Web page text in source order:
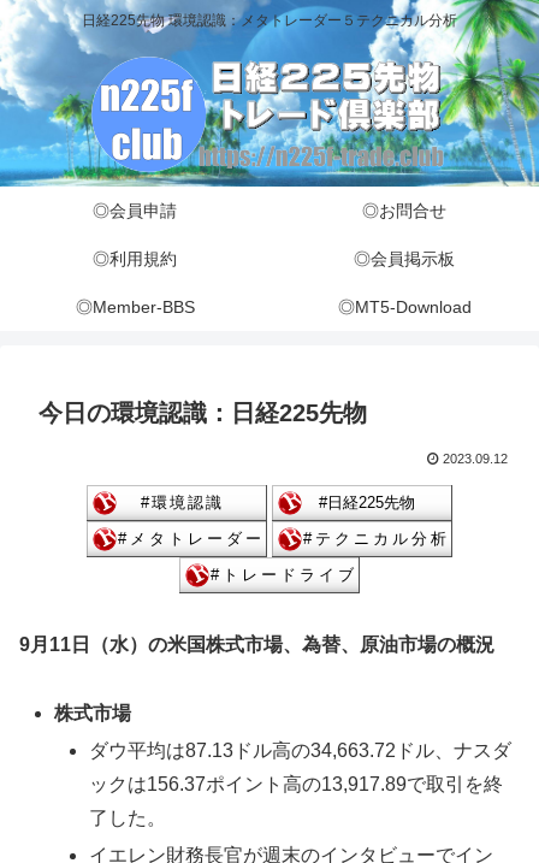
日経225先物 環境認識：メタトレーダー５テクニカル分析
◎会員申請 ◎お問合せ
◎利用規約 ◎会員掲示板
◎Member-BBS ◎MT5-Download
今日の環境認識：日経225先物
2023.09.12
9月11日（水）の米国株式市場、為替、原油市場の概況
株式市場
ダウ平均は87.13ドル高の34,663.72ドル、ナスダ
ックは156.37ポイント高の13,917.89で取引を終
了した。
イエレン財務長官が週末のインタビューでイン